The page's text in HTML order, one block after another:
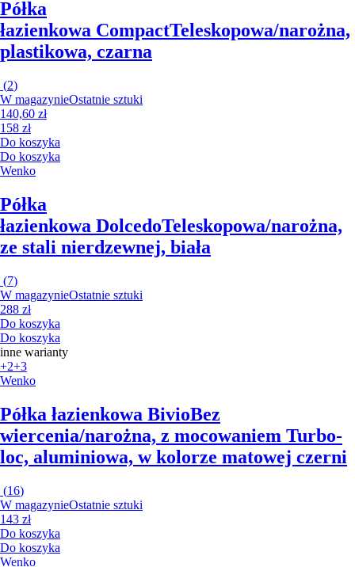
Półka
łazienkowa CompactTeleskopowa/narożna,
plastikowa, czarna
(2)
W magazynieOstatnie sztuki
140,60 zł
158 zł
Do koszyka
Do koszyka
Wenko
Półka
łazienkowa DolcedoTeleskopowa/narożna,
ze stali nierdzewnej, biała
(7)
W magazynieOstatnie sztuki
288 zł
Do koszyka
Do koszyka
inne warianty
+2+3
Wenko
Półka łazienkowa BivioBez
wiercenia/narożna, z mocowaniem Turbo-
loc, aluminiowa, w kolorze matowej czerni
(16)
W magazynieOstatnie sztuki
143 zł
Do koszyka
Do koszyka
Wenko